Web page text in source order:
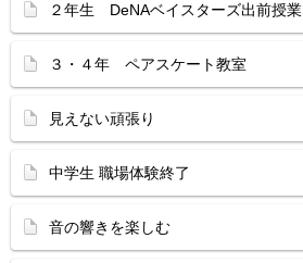
２年生 DeNAベイスターズ出前授業
３・４年 ペアスケート教室
見えない頑張り
中学生 職場体験終了
音の響きを楽しむ